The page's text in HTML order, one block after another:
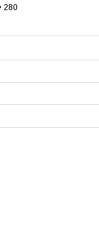
280